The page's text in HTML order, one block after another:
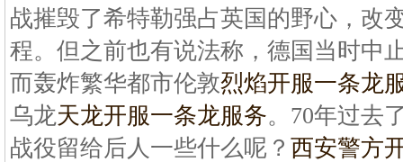
战摧毁了希特勒强占英国的野心，改
程。但之前也有说法称，德国当时中
而轰炸繁华都市伦敦烈焰开服一条龙
乌龙天龙开服一条龙服务。70年过去
战役留给后人一些什么呢？ 西安警方